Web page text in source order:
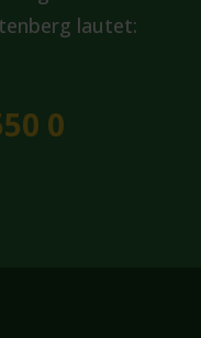
lautet:
0